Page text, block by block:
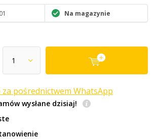
Na magazynie
pośrednictwem WhatsApp
wysłane dzisiaj!